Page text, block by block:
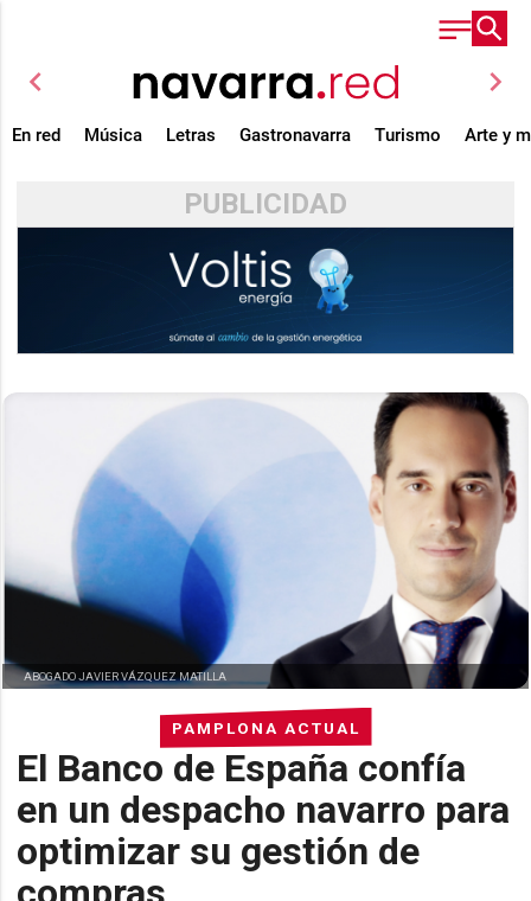
chevron_left chevron_right
En red Música Letras Gastronavarra Turismo Arte y
PUBLICIDAD
PAMPLONA ACTUAL
El Banco de España confía
en un despacho navarro para
optimizar su gestión de
ABOGADO JAVIER VÁZQUEZ MATILLA